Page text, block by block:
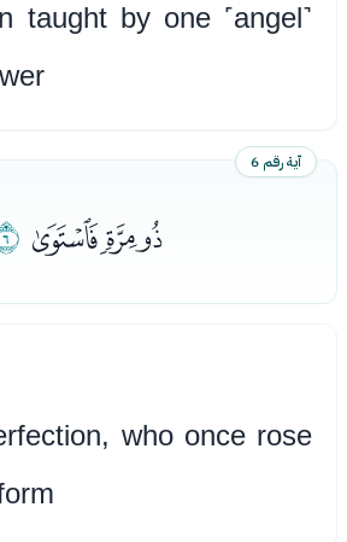
taught by one ˹angel˺
آية رقم 6
ﭪﭫﭬ
who once rose